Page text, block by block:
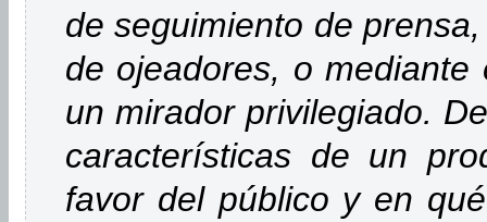
de seguimiento de
de ojeadores, o
un mirador privilegiado.
características de un
favor del público y en